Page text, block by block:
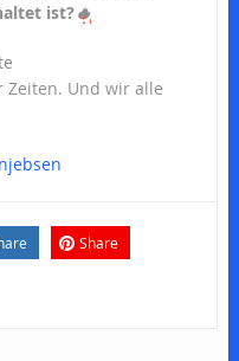
ist?🔥
Und wir alle
Share